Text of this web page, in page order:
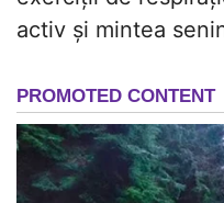
activ și mintea